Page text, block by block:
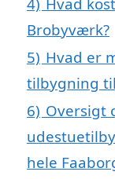
Brobyværk?
5) Hvad er
tilbygning
6) Oversigt
hele